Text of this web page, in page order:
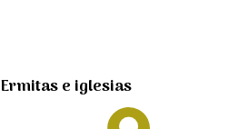
Ermitas e iglesias